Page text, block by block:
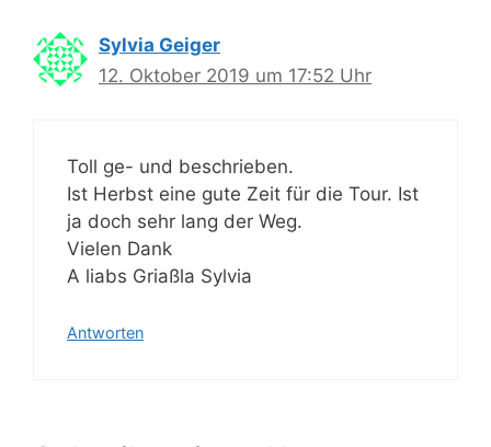
Sylvia Geiger
12. Oktober 2019 um 17:52 Uhr
Toll ge- und beschrieben.
Ist Herbst eine gute Zeit für die Tour. Ist
ja doch sehr lang der Weg.
Vielen Dank
A liabs Griaßla Sylvia
Antworten